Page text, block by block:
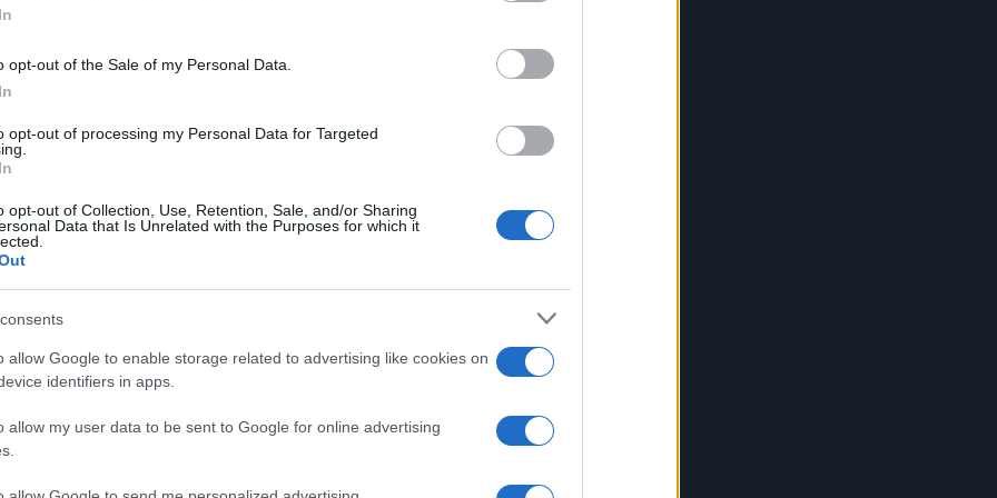
opt-out of the Sale of my Personal Data.
opt-out of processing my Personal Data for Targeted
opt-out of Collection, Use, Retention, Sale, and/or Sharing
Data that Is Unrelated with the Purposes for which it
allow Google to enable storage related to advertising like cookies on
identifiers in apps.
allow my user data to be sent to Google for online advertising
a Sanremo? Il
forza
presunta esclusione di Morgan dalla lista dei grandi
reagito fortemente tramite la chat di Whatsapp,
dal Festival di Sanremo, emerge una luce
ha emesso una sentenza di assoluzione con formula
Tale notizia è stata confermata direttamente da Morgan,
per il successo ottenuto. La sentenza sottolinea
rivolte.